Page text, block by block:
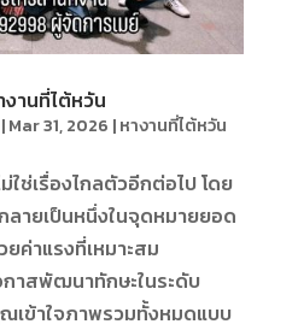
งานที่ไต้หวัน
Mar 31, 2026 |หางานที่ไต้หวัน
ใช่เรื่องไกลตัวอีกต่อไป โดย
ลายเป็นหนึ่งในจุดหมายยอด
ค่าแรงที่เหมาะสม
าสพัฒนาทักษะในระดับ
เข้าใจภาพรวมทั้งหมดแบบ